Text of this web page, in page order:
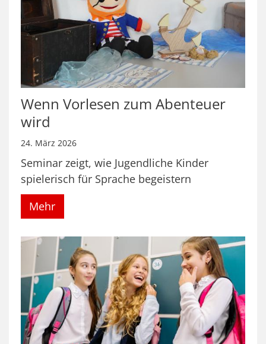
Wenn Vorlesen zum Abenteuer
wird
24. März 2026
Seminar zeigt, wie Jugendliche Kinder
spielerisch für Sprache begeistern
Mehr